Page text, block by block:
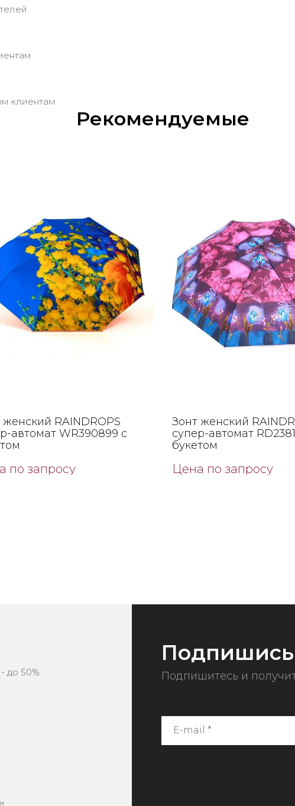
клиентам
Рекомендуемые
женский RAINDROPS
автомат WR390899 с
по запросу
Зонт женский
супер-автомат
букетом
Цена по запросу
до 50%
Подпишитесь и